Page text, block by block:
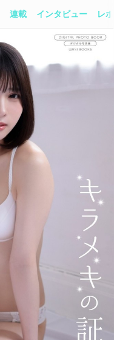
連載 インタビュー レ